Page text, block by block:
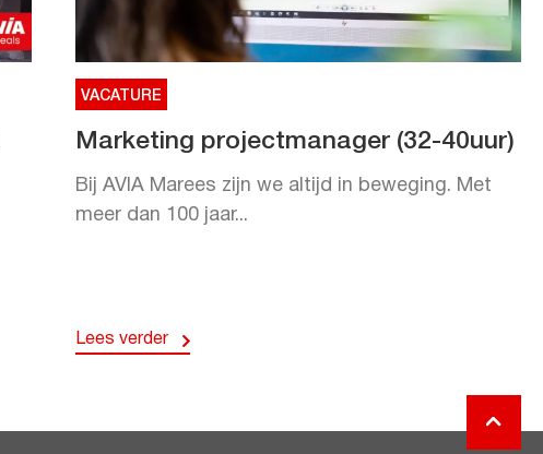
VACATURE
Marketing projectmanager (32-40uur)
Bij AVIA Marees zijn we altijd in beweging. Met
meer dan 100 jaar...
Lees verder